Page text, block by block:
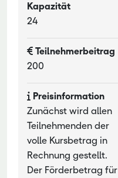
Kapazität
24
Teilnehmerbeitrag
200
Preisinformation
Zunächst wird allen
Teilnehmenden der
volle Kursbetrag in
Rechnung gestellt.
Der Förderbetrag für